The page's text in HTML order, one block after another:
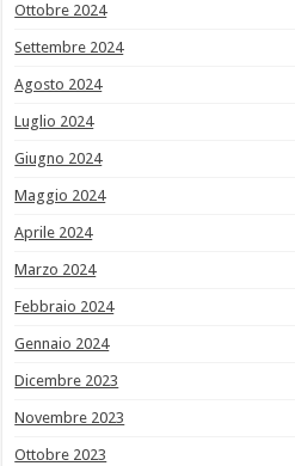
Ottobre 2024
Settembre 2024
Agosto 2024
Luglio 2024
Giugno 2024
Maggio 2024
Aprile 2024
Marzo 2024
Febbraio 2024
Gennaio 2024
Dicembre 2023
Novembre 2023
Ottobre 2023